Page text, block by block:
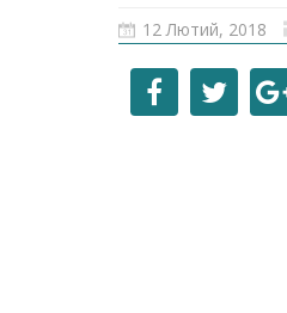
12 Лютий, 2018